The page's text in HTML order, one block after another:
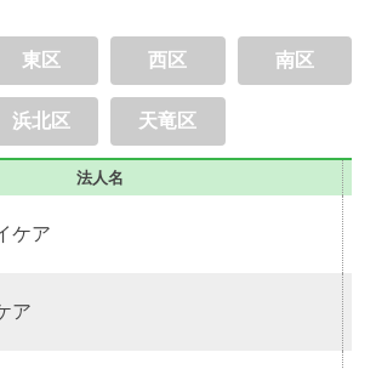
東区 西区 南区
浜北区 天竜区
法人名
ケア
ア